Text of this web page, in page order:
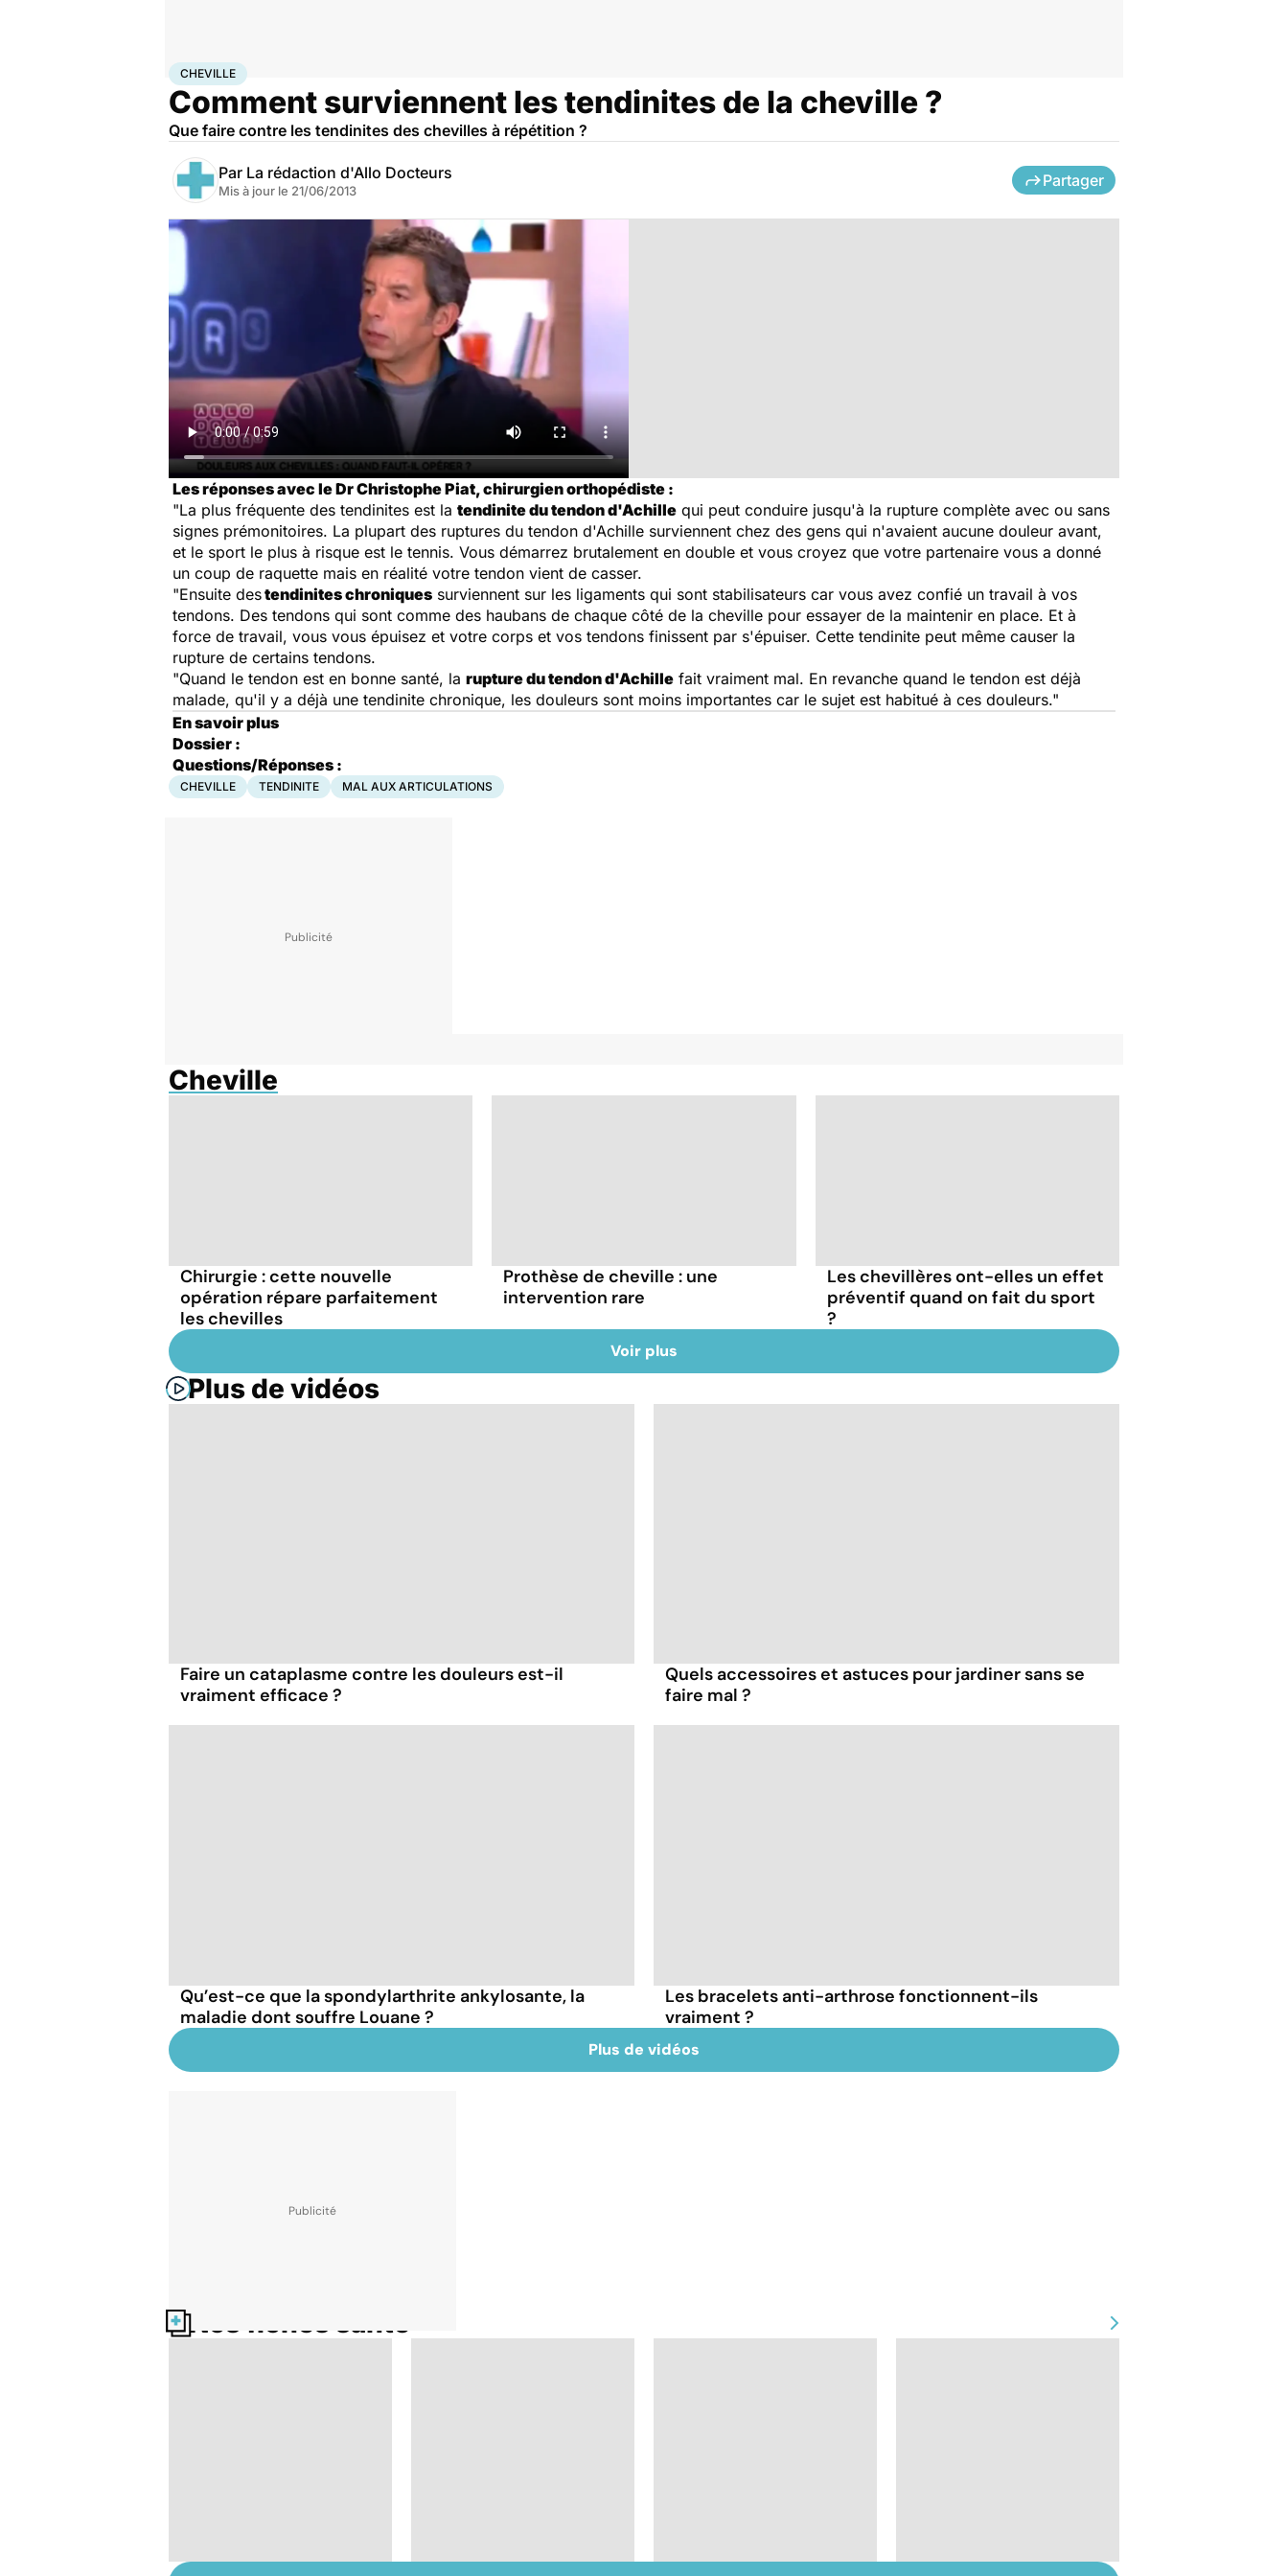
AccueilSanté Maladies
CHEVILLE
Comment surviennent les tendinites de la cheville ?
Que faire contre les tendinites des chevilles à répétition ?
Par La rédaction d'Allo Docteurs
Mis à jour le 21/06/2013
Partager
Les réponses avec le Dr Christophe Piat, chirurgien orthopédiste :
"La plus fréquente des tendinites est la tendinite du tendon d'Achille qui peut conduire jusqu'à la rupture complète avec ou sans
signes prémonitoires. La plupart des ruptures du tendon d'Achille surviennent chez des gens qui n'avaient aucune douleur avant,
et le sport le plus à risque est le tennis. Vous démarrez brutalement en double et vous croyez que votre partenaire vous a donné
un coup de raquette mais en réalité votre tendon vient de casser.
"Ensuite destendinites chroniques surviennent sur les ligaments qui sont stabilisateurs car vous avez confié un travail à vos
tendons. Des tendons qui sont comme des haubans de chaque côté de la cheville pour essayer de la maintenir en place. Et à
force de travail, vous vous épuisez et votre corps et vos tendons finissent par s'épuiser. Cette tendinite peut même causer la
rupture de certains tendons.
"Quand le tendon est en bonne santé, la rupture du tendon d'Achille fait vraiment mal. En revanche quand le tendon est déjà
malade, qu'il y a déjà une tendinite chronique, les douleurs sont moins importantes car le sujet est habitué à ces douleurs."
En savoir plus
Dossier :
Questions/Réponses :
CHEVILLE TENDINITE MAL AUX ARTICULATIONS
Cheville
Chirurgie : cette nouvelle
opération répare parfaitement
les chevilles
Prothèse de cheville : une
intervention rare
Les chevillères ont-elles un effet
préventif quand on fait du sport
?
Voir plus
Plus de vidéos
Faire un cataplasme contre les douleurs est-il
vraiment efficace ?
Quels accessoires et astuces pour jardiner sans se
faire mal ?
Qu’est-ce que la spondylarthrite ankylosante, la
maladie dont souffre Louane ?
Les bracelets anti-arthrose fonctionnent-ils
vraiment ?
Plus de vidéos
Nos fiches santé